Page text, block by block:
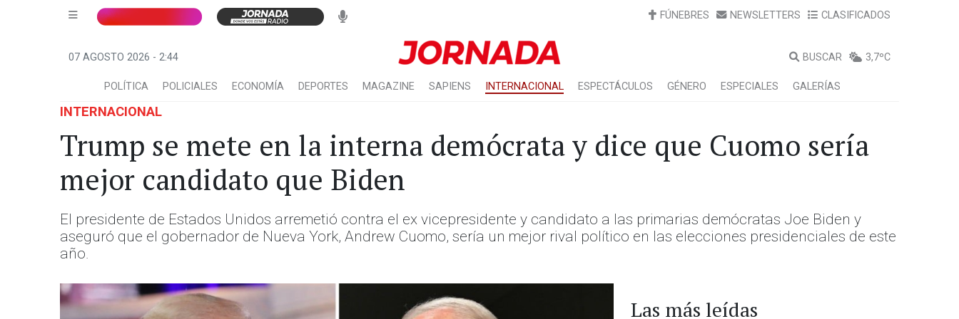
FÚNEBRES NEWSLETTERS CLASIFICADOS
07 AGOSTO 2026 - 2:44 BUSCAR 3,7ºC
POLÍTICA POLICIALES ECONOMÍA DEPORTES MAGAZINE SAPIENS INTERNACIONAL ESPECTÁCULOS GÉNERO ESPECIALES GALERÍAS
INTERNACIONAL
Trump se mete en la interna demócrata y dice que Cuomo sería
mejor candidato que Biden
El presidente de Estados Unidos arremetió contra el ex vicepresidente y candidato a las primarias demócratas Joe Biden y
aseguró que el gobernador de Nueva York, Andrew Cuomo, sería un mejor rival político en las elecciones presidenciales de este
año.
Las más leídas